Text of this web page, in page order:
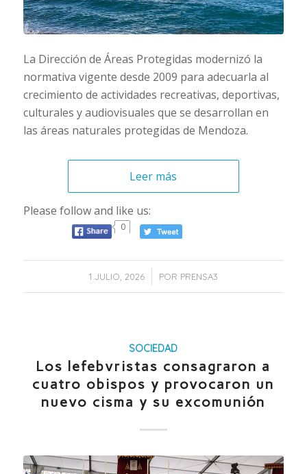
La Dirección de Áreas Protegidas modernizó la
normativa vigente desde 2009 para adecuarla al
crecimiento de actividades recreativas, deportivas,
culturales y audiovisuales que se desarrollan en
las áreas naturales protegidas de Mendoza.
Leer más
Please follow and like us:
0
1 JULIO, 2026
/ POR PRENSA3
SOCIEDAD
Los lefebvristas consagraron a
cuatro obispos y provocaron un
nuevo cisma y su excomunión